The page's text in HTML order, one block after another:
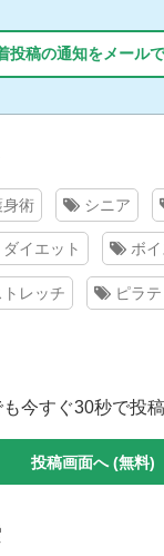
投稿の通知をメール
身術 シニア
ダイエット ボ
トレッチ ピラテ
今すぐ30秒で投
投稿画面へ (無料)